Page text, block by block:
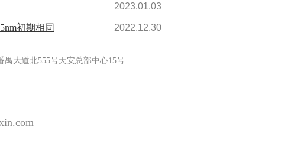
2023.01.03
初期相同 2022.12.30
禺大道北555号天安总部中心15号